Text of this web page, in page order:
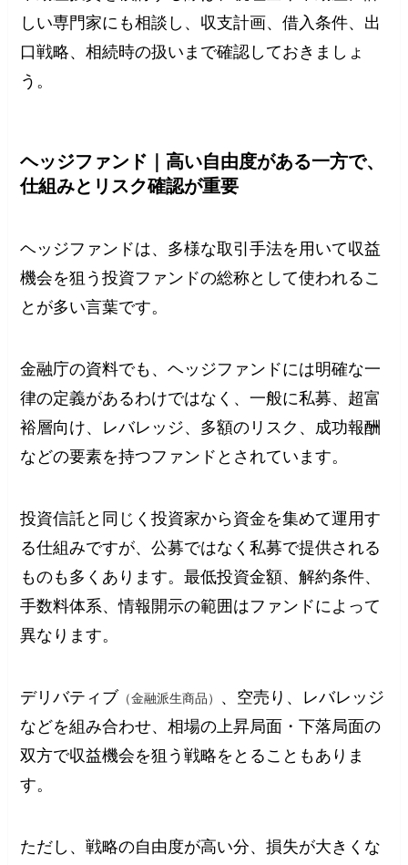
しい専門家にも相談し、収支計画、借入条件、出
口戦略、相続時の扱いまで確認しておきましょ
う。
ヘッジファンド｜高い自由度がある一方で、
仕組みとリスク確認が重要
ヘッジファンドは、多様な取引手法を用いて収益
機会を狙う投資ファンドの総称として使われるこ
とが多い言葉です。
金融庁の資料でも、ヘッジファンドには明確な一
律の定義があるわけではなく、一般に私募、超富
裕層向け、レバレッジ、多額のリスク、成功報酬
などの要素を持つファンドとされています。
投資信託と同じく投資家から資金を集めて運用す
る仕組みですが、公募ではなく私募で提供される
ものも多くあります。最低投資金額、解約条件、
手数料体系、情報開示の範囲はファンドによって
異なります。
デリバティブ （金融派生商品）
、空売り、レバレッジ
などを組み合わせ、相場の上昇局面・下落局面の
双方で収益機会を狙う戦略をとることもありま
す。
ただし、戦略の自由度が高い分、損失が大きくな